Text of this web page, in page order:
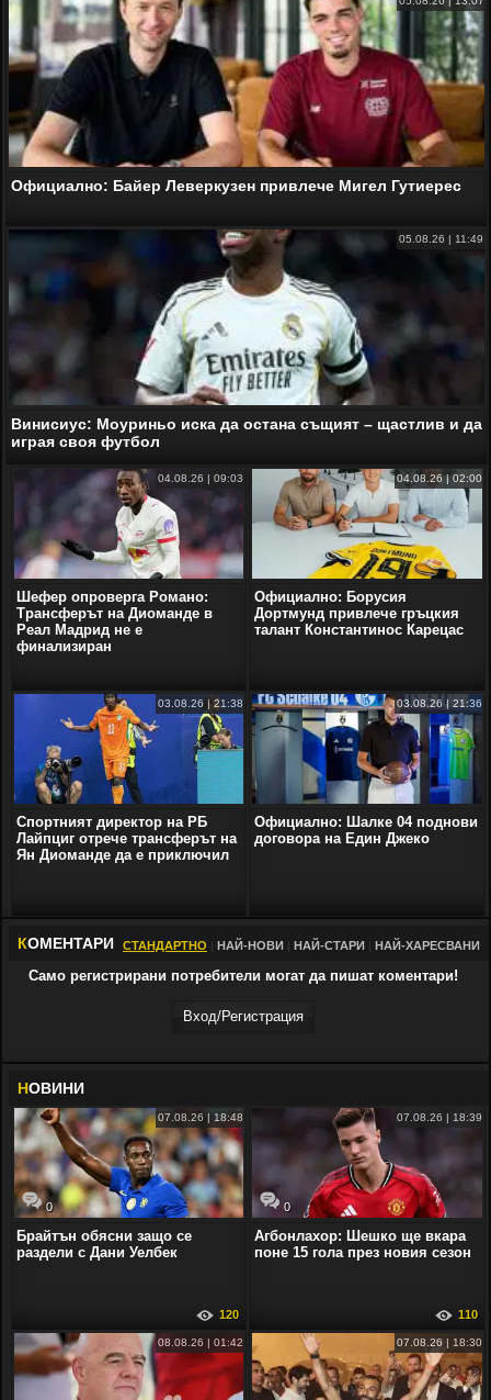
Официално: Байер Леверкузен привлече Мигел Гутиерес
05.08.26 | 11:49
Винисиус: Моуриньо иска да остана същият – щастлив и да
играя своя футбол
04.08.26 | 09:03
Шефер опроверга Романо:
Трансферът на Диоманде в
Реал Мадрид не е
финализиран
04.08.26 | 02:00
Официално: Борусия
Дортмунд привлече гръцкия
талант Константинос Карецас
03.08.26 | 21:38
Спортният директор на РБ
Лайпциг отрече трансферът на
Ян Диомандe да е приключил
03.08.26 | 21:36
Официално: Шалке 04 поднови
договора на Един Джеко
КОМЕНТАРИ СТАНДАРТНО НАЙ-НОВИ НАЙ-СТАРИ НАЙ-ХАРЕСВАНИ
Само регистрирани потребители могат да пишат коментари!
Вход/Регистрaция
НОВИНИ
0
07.08.26 | 18:48
Брайтън обясни защо се
раздели с Дани Уелбек
120
0
07.08.26 | 18:39
Агбонлахор: Шешко ще вкара
поне 15 гола през новия сезон
110
08.08.26 | 01:42 07.08.26 | 18:30